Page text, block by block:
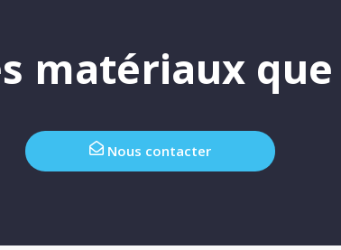
matériaux
Nous contacter